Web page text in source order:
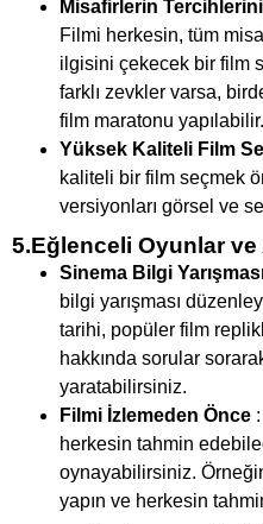
Misafirlerin
Filmi herkesin, tüm
ilgisini çekecek bir film
farklı zevkler varsa,
film maratonu yapılabilir.
Yüksek Kaliteli Film
kaliteli bir film seçmek
versiyonları görsel ve
5.Eğlenceli Oyunlar
Sinema Bilgi
bilgi yarışması
tarihi, popüler film
hakkında sorular
yaratabilirsiniz.
Filmi İzlemeden Önce
herkesin tahmin
oynayabilirsiniz.
yapın ve herkesin